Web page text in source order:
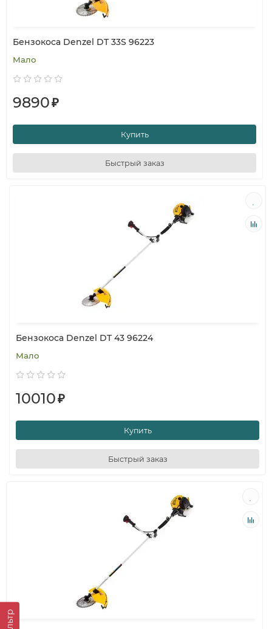
Бензокоса Denzel DT 33S 96223
Мало
9890₽
Купить
Быстрый заказ
Бензокоса Denzel DT 43 96224
Мало
10010₽
Купить
Быстрый заказ